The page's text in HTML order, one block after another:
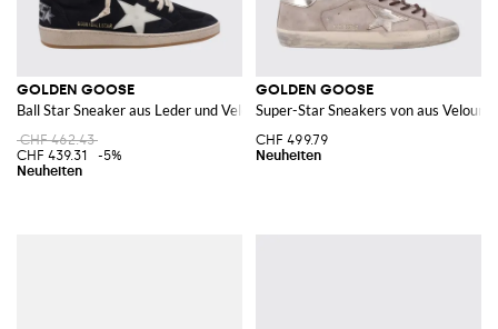
GOLDEN GOOSE
Ball Star Sneaker aus Leder und Veloursleder mit Kontrast-Logo
CHF 462.43
CHF 439.31
-5%
GOLDEN GOOSE
Super-Star Sneakers von aus
CHF 499.79